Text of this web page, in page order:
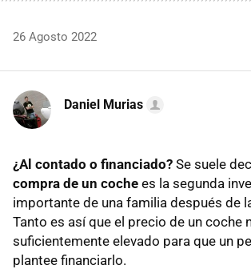
26 Agosto 2022
Daniel Murias
¿Al contado o financiado? Se suele
compra de un coche es la segunda
importante de una familia después de
Tanto es así que el precio de un coche
suficientemente elevado para que un
plantee financiarlo.